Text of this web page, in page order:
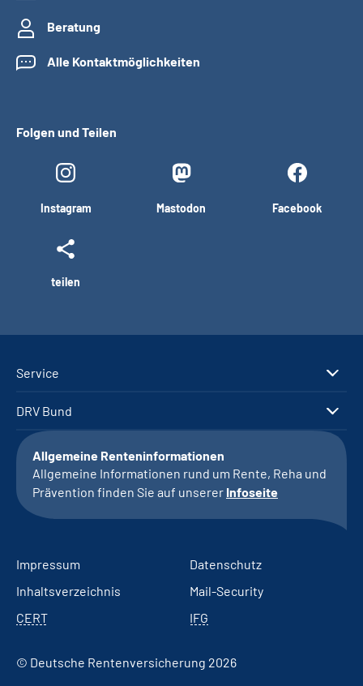
Beratung
Alle Kontaktmöglichkeiten
Folgen und Teilen
Instagram Mastodon Facebook
teilen
Service
DRV Bund
Allgemeine Renteninformationen
Allgemeine Informationen rund um Rente, Reha und
Prävention finden Sie auf unserer Infoseite
Impressum
Datenschutz
Inhaltsverzeichnis
Mail-Security
CERT
IFG
© Deutsche Rentenversicherung 2026